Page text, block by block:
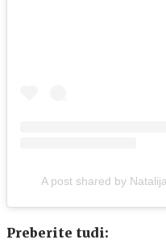
A post shared by
Preberite tudi: